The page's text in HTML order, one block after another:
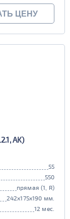
ЦЕНУ
AK)
55
550
прямая (1, R)
242x175x190 мм.
12 мес.